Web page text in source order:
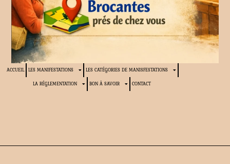
ACCUEIL LES MANIFESTATIONS LES CATÉGORIES DE MANISFESTATIONS
LA RÉGLEMENTATION BON À SAVOIR CONTACT